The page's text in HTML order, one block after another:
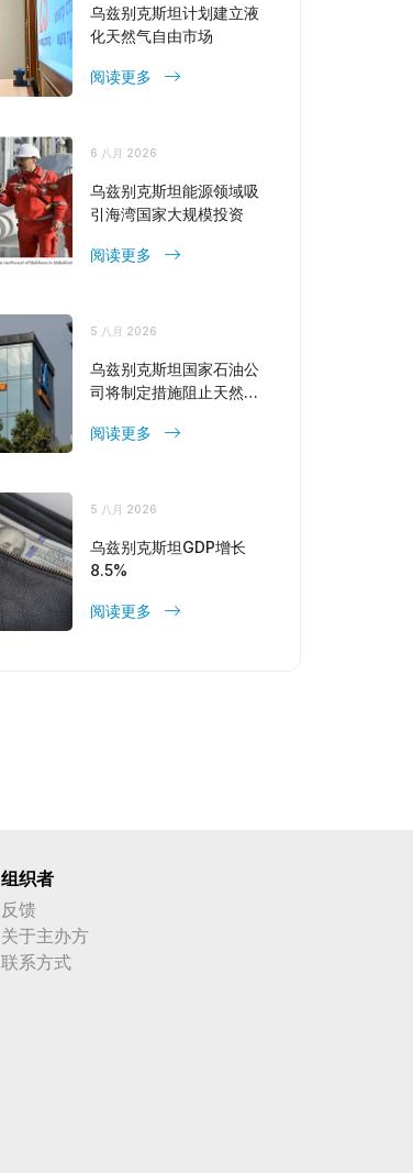
乌兹别克斯坦计划建立液
化天然气自由市场
阅读更多
6 八月 2026
乌兹别克斯坦能源领域吸
引海湾国家大规模投资
阅读更多
5 八月 2026
乌兹别克斯坦国家石油公
司将制定措施阻止天然气
阅读更多
5 八月 2026
乌兹别克斯坦GDP增长
8.5%
阅读更多
组织者
反馈
关于主办方
联系方式